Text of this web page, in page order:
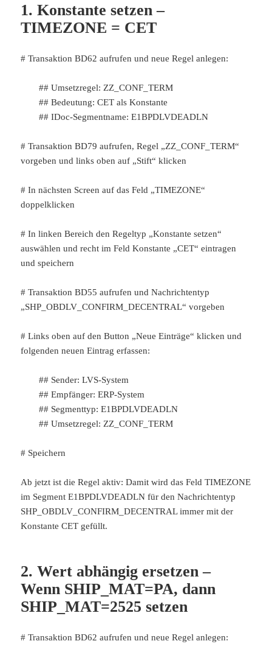
1. Konstante setzen –
TIMEZONE = CET
# Transaktion BD62 aufrufen und neue Regel anlegen:
## Umsetzregel: ZZ_CONF_TERM
## Bedeutung: CET als Konstante
## IDoc-Segmentname: E1BPDLVDEADLN
# Transaktion BD79 aufrufen, Regel „ZZ_CONF_TERM“
vorgeben und links oben auf „Stift“ klicken
# In nächsten Screen auf das Feld „TIMEZONE“
doppelklicken
# In linken Bereich den Regeltyp „Konstante setzen“
auswählen und recht im Feld Konstante „CET“ eintragen
und speichern
# Transaktion BD55 aufrufen und Nachrichtentyp
„SHP_OBDLV_CONFIRM_DECENTRAL“ vorgeben
# Links oben auf den Button „Neue Einträge“ klicken und
folgenden neuen Eintrag erfassen:
## Sender: LVS-System
## Empfänger: ERP-System
## Segmenttyp: E1BPDLVDEADLN
## Umsetzregel: ZZ_CONF_TERM
# Speichern
Ab jetzt ist die Regel aktiv: Damit wird das Feld TIMEZONE
im Segment E1BPDLVDEADLN für den Nachrichtentyp
SHP_OBDLV_CONFIRM_DECENTRAL immer mit der
Konstante CET gefüllt.
2. Wert abhängig ersetzen –
Wenn SHIP_MAT=PA, dann
SHIP_MAT=2525 setzen
# Transaktion BD62 aufrufen und neue Regel anlegen: